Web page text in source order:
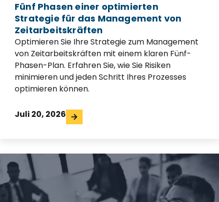
Fünf Phasen einer optimierten
Strategie für das Management von
Zeitarbeitskräften
Optimieren Sie Ihre Strategie zum Management
von Zeitarbeitskräften mit einem klaren Fünf-
Phasen-Plan. Erfahren Sie, wie Sie Risiken
minimieren und jeden Schritt Ihres Prozesses
optimieren können.
Juli 20, 2026